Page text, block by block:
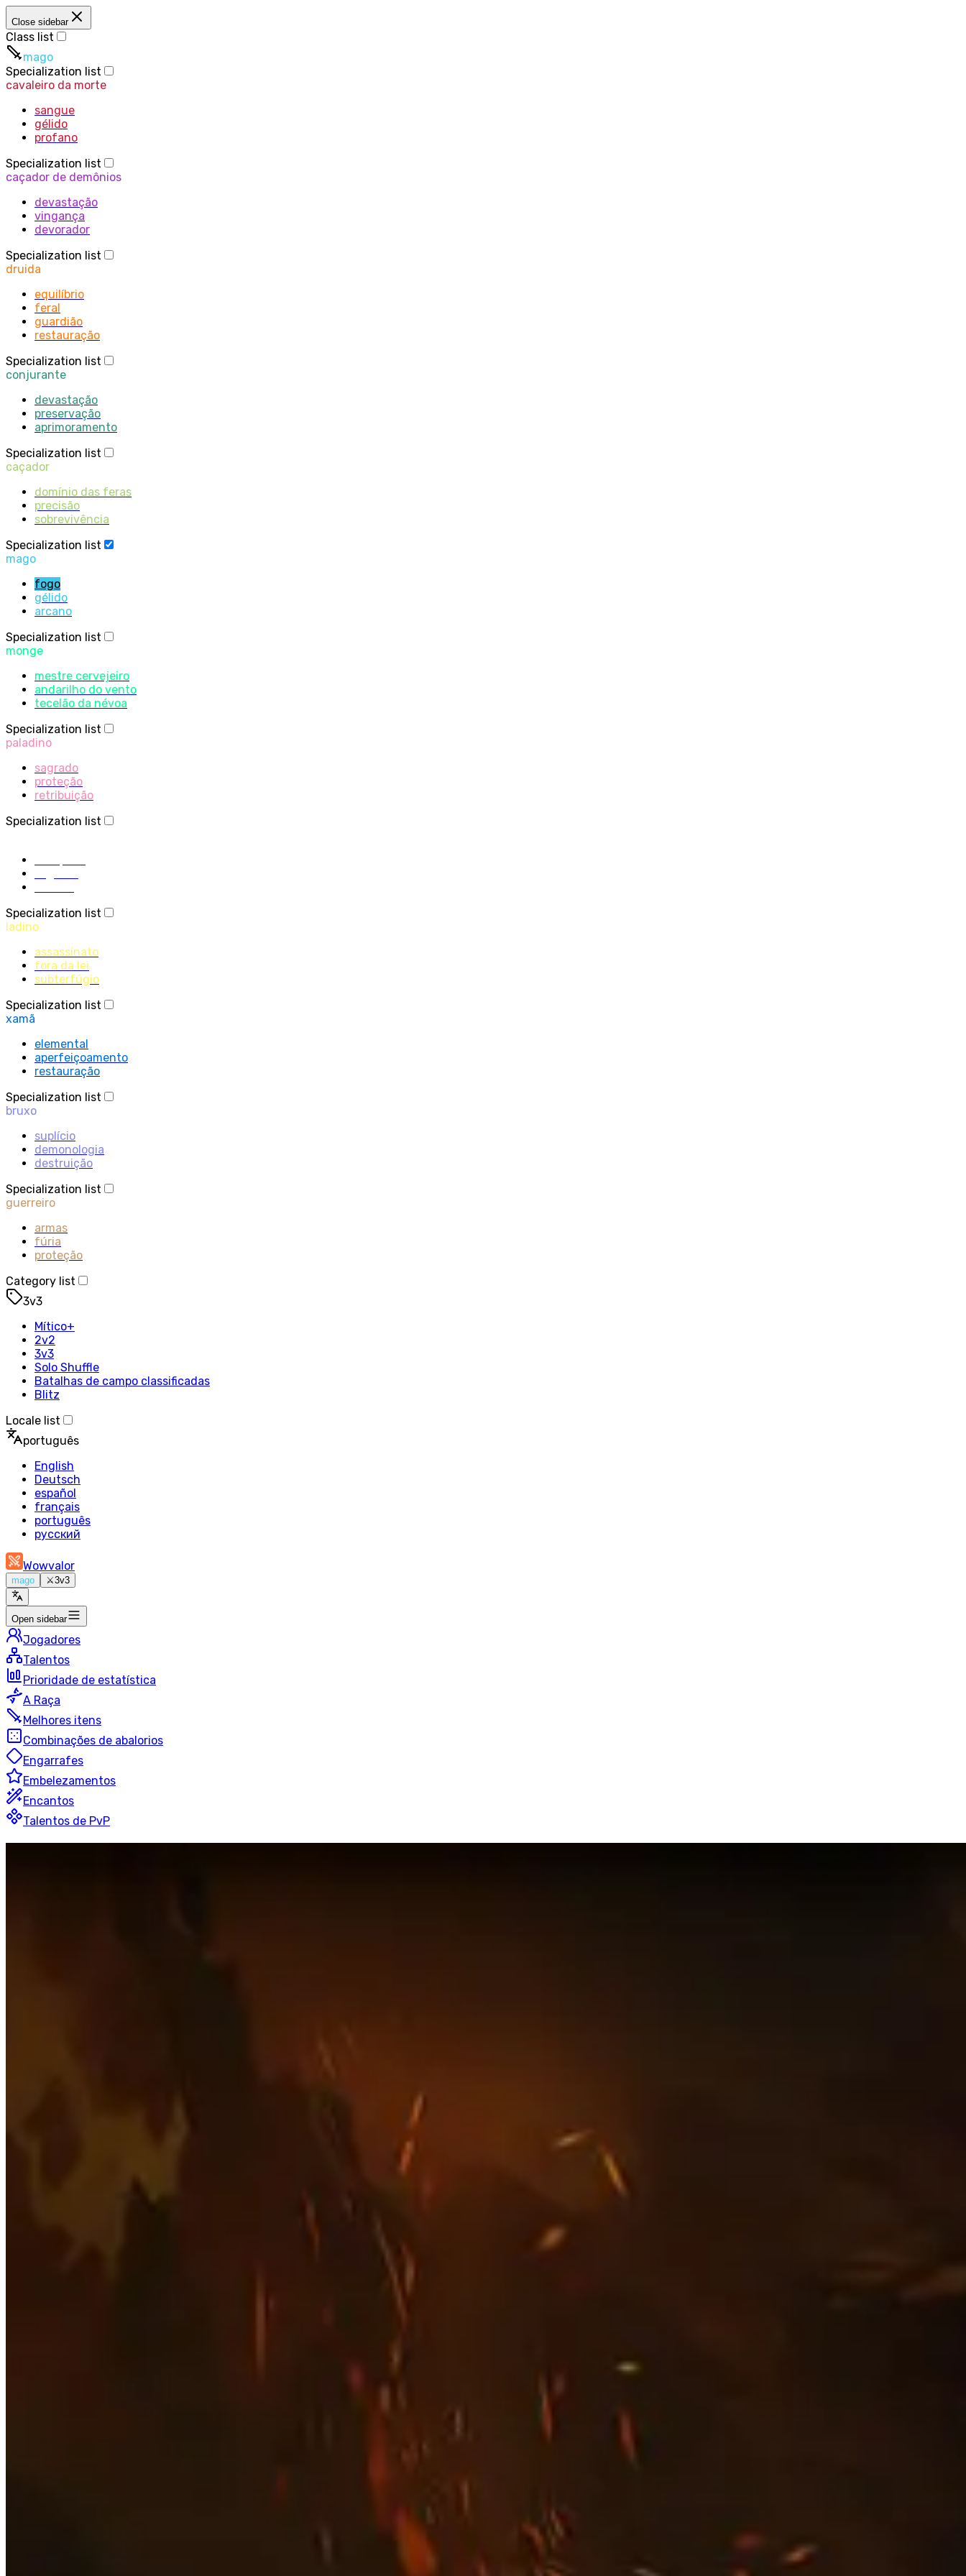
Close sidebar
Class list
mago
Specialization list
cavaleiro da morte
sangue
gélido
profano
Specialization list
caçador de demônios
devastação
vingança
devorador
Specialization list
druida
equilíbrio
feral
guardião
restauração
Specialization list
conjurante
devastação
preservação
aprimoramento
Specialization list
caçador
domínio das feras
precisão
sobrevivência
Specialization list
mago
fogo
gélido
arcano
Specialization list
monge
mestre cervejeiro
andarilho do vento
tecelão da névoa
Specialization list
paladino
sagrado
proteção
retribuição
Specialization list
Specialization list
ladino
assassinato
fora da lei
subterfúgio
Specialization list
xamã
elemental
aperfeiçoamento
restauração
Specialization list
bruxo
suplício
demonologia
destruição
Specialization list
guerreiro
armas
fúria
proteção
Category list
3v3
Mítico+
2v2
3v3
Solo Shuffle
Batalhas de campo classificadas
Blitz
Locale list
português
English
Deutsch
español
français
português
русский
Wowvalor
mago ⚔️3v3
Open sidebar
Jogadores
Talentos
Prioridade de estatística
A Raça
Melhores itens
Combinações de abalorios
Engarrafes
Embelezamentos
Encantos
Talentos de PvP